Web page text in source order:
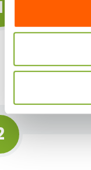
c
Bij ons kan